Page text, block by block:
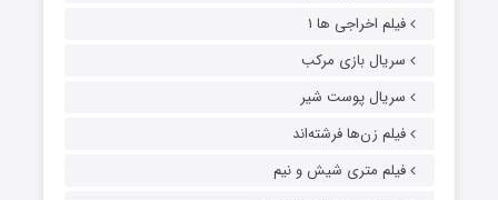
فیلم اخراجی ها ۱
سریال بازی مرکب
سریال پوست شیر
فیلم زن‌ها فرشته‌اند
فیلم متری شیش و نیم